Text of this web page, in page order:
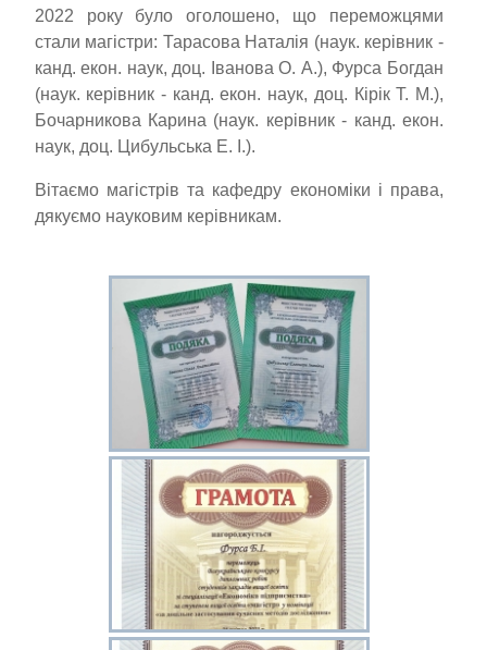
2022 року було оголошено, що переможцями
стали магістри: Тарасова Наталія (наук. керівник -
канд. екон. наук, доц. Іванова О. А.), Фурса Богдан
(наук. керівник - канд. екон. наук, доц. Кірік Т. М.),
Бочарникова Карина (наук. керівник - канд. екон.
наук, доц. Цибульська Е. І.).
Вітаємо магістрів та кафедру економіки і права,
дякуємо науковим керівникам.